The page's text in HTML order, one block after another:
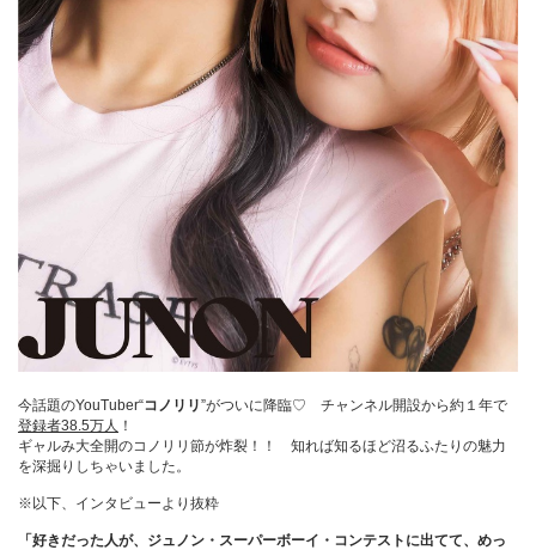
今話題のYouTuber“コノリリ”がついに降臨♡ チャンネル開設から約１年で
登録者38.5万人 ！
ギャルみ大全開のコノリリ節が炸裂！！ 知れば知るほど沼るふたりの魅力
を深掘りしちゃいました。
※以下、インタビューより抜粋
「好きだった人が、ジュノン・スーパーボーイ・コンテストに出てて、めっ